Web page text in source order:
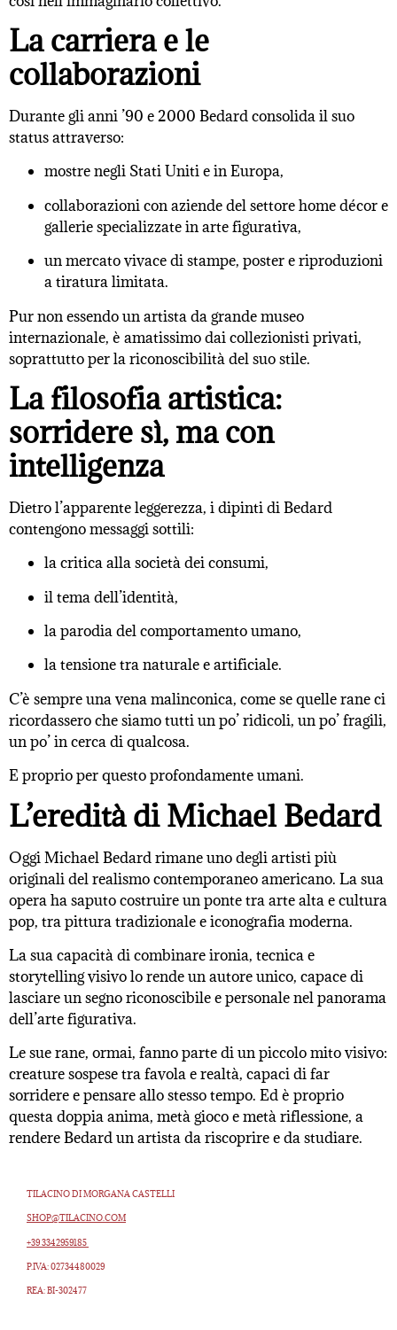
La carriera e le
collaborazioni
Durante gli anni ’90 e 2000 Bedard consolida il suo
status attraverso:
mostre negli Stati Uniti e in Europa,
collaborazioni con aziende del settore home décor e
gallerie specializzate in arte figurativa,
un mercato vivace di stampe, poster e riproduzioni
a tiratura limitata.
Pur non essendo un artista da grande museo
internazionale, è amatissimo dai collezionisti privati,
soprattutto per la riconoscibilità del suo stile.
La filosofia artistica:
sorridere sì, ma con
intelligenza
Dietro l’apparente leggerezza, i dipinti di Bedard
contengono messaggi sottili:
la critica alla società dei consumi,
il tema dell’identità,
la parodia del comportamento umano,
la tensione tra naturale e artificiale.
C’è sempre una vena malinconica, come se quelle rane ci
ricordassero che siamo tutti un po’ ridicoli, un po’ fragili,
un po’ in cerca di qualcosa.
E proprio per questo profondamente umani.
L’eredità di Michael Bedard
Oggi Michael Bedard rimane uno degli artisti più
originali del realismo contemporaneo americano. La sua
opera ha saputo costruire un ponte tra arte alta e cultura
pop, tra pittura tradizionale e iconografia moderna.
La sua capacità di combinare ironia, tecnica e
storytelling visivo lo rende un autore unico, capace di
lasciare un segno riconoscibile e personale nel panorama
dell’arte figurativa.
Le sue rane, ormai, fanno parte di un piccolo mito visivo:
creature sospese tra favola e realtà, capaci di far
sorridere e pensare allo stesso tempo. Ed è proprio
questa doppia anima, metà gioco e metà riflessione, a
rendere Bedard un artista da riscoprire e da studiare.
TILACINO DI MORGANA CASTELLI
SHOP@TILACINO.COM
+39 3342959185
P.IVA: 02734480029
REA: BI-302477